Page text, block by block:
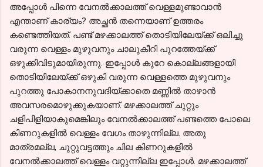
അപ്പോൾ പിന്നെ വേനൽക്കാലത്ത് വെള്ളമുണ്ടാവാൻ
എന്താണ് കാര്യം? അച്ഛൻ തന്നെയാണ് ഉത്തരം
കണ്ടെത്തിയത്. പണ്ട് മഴക്കാലത്ത് തൊടിയിലേയ്ക്ക് ഒലിച്ചു
വരുന്ന വെള്ളം മുഴുവനും ചാലുകീറി പുറത്തേയ്ക്ക്
ഒഴുക്കിവിടുമായിരുന്നു. ഇപ്പോൾ കുറേ കൊല്ലങ്ങളായി
തൊടിയിലേയ്ക്ക് ഒഴുകി വരുന്ന വെള്ളത്തെ മുഴുവനും
പുറത്തു പോകാനനുവദിയ്ക്കാതെ മണ്ണിൽ താഴാൻ
അവസരമൊഴുക്കുകയാണ്. മഴക്കാലത്ത് ചുറ്റും
ചളിപിളിയാകുമെങ്കിലും വേനൽക്കാലത്ത് പണ്ടത്തെ പോലെ
കിണറുകളിൽ വെള്ളം വേഗം താഴുന്നില്ല. അതു
മാത്രമല്ല, ചുറ്റുവട്ടത്തും ചില കിണറുകളിൽ
വേനൽക്കാലത്ത് വെള്ളം വറ്റുന്നില്ല ഇപ്പോൾ. മഴക്കാലത്ത്